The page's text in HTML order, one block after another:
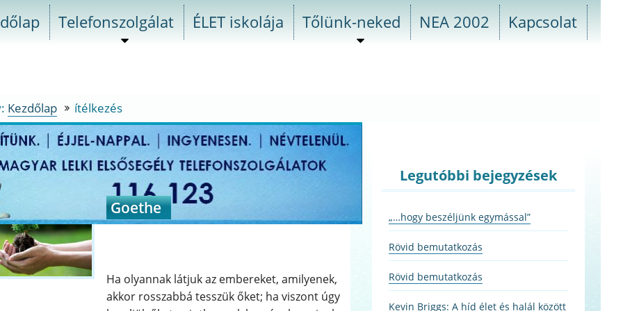
Telefonszolgálat
almenü
ÉLET iskolája Tőlünk-neked
almenü
NEA 2002 Kapcsolat
Kezdőlap ítélkezés
ítélkezés
Goethe
Ha olyannak látjuk az embereket, amilyenek,
akkor rosszabbá tesszük őket; ha viszont úgy
Legutóbbi bejegyzések
„…hogy beszéljünk egymással”
Rövid bemutatkozás
Rövid bemutatkozás
Kevin Briggs: A híd élet és halál között